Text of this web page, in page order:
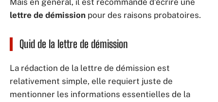
lettre de démission pour des raisons probatoires.
Quid de la lettre de démission
La rédaction de la lettre de démission est
relativement simple, elle requiert juste de
mentionner les informations essentielles de la